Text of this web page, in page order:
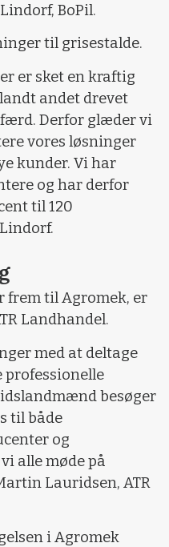
BoPil.
til grisestalde.
er sket en kraftig
andet drevet
Derfor glæder vi
vores løsninger
kunder. Vi har
og har derfor
til 120
frem til Agromek, er
Landhandel.
med at deltage
professionelle
besøger
til både
og
alle møde på
Lauridsen, ATR
i Agromek